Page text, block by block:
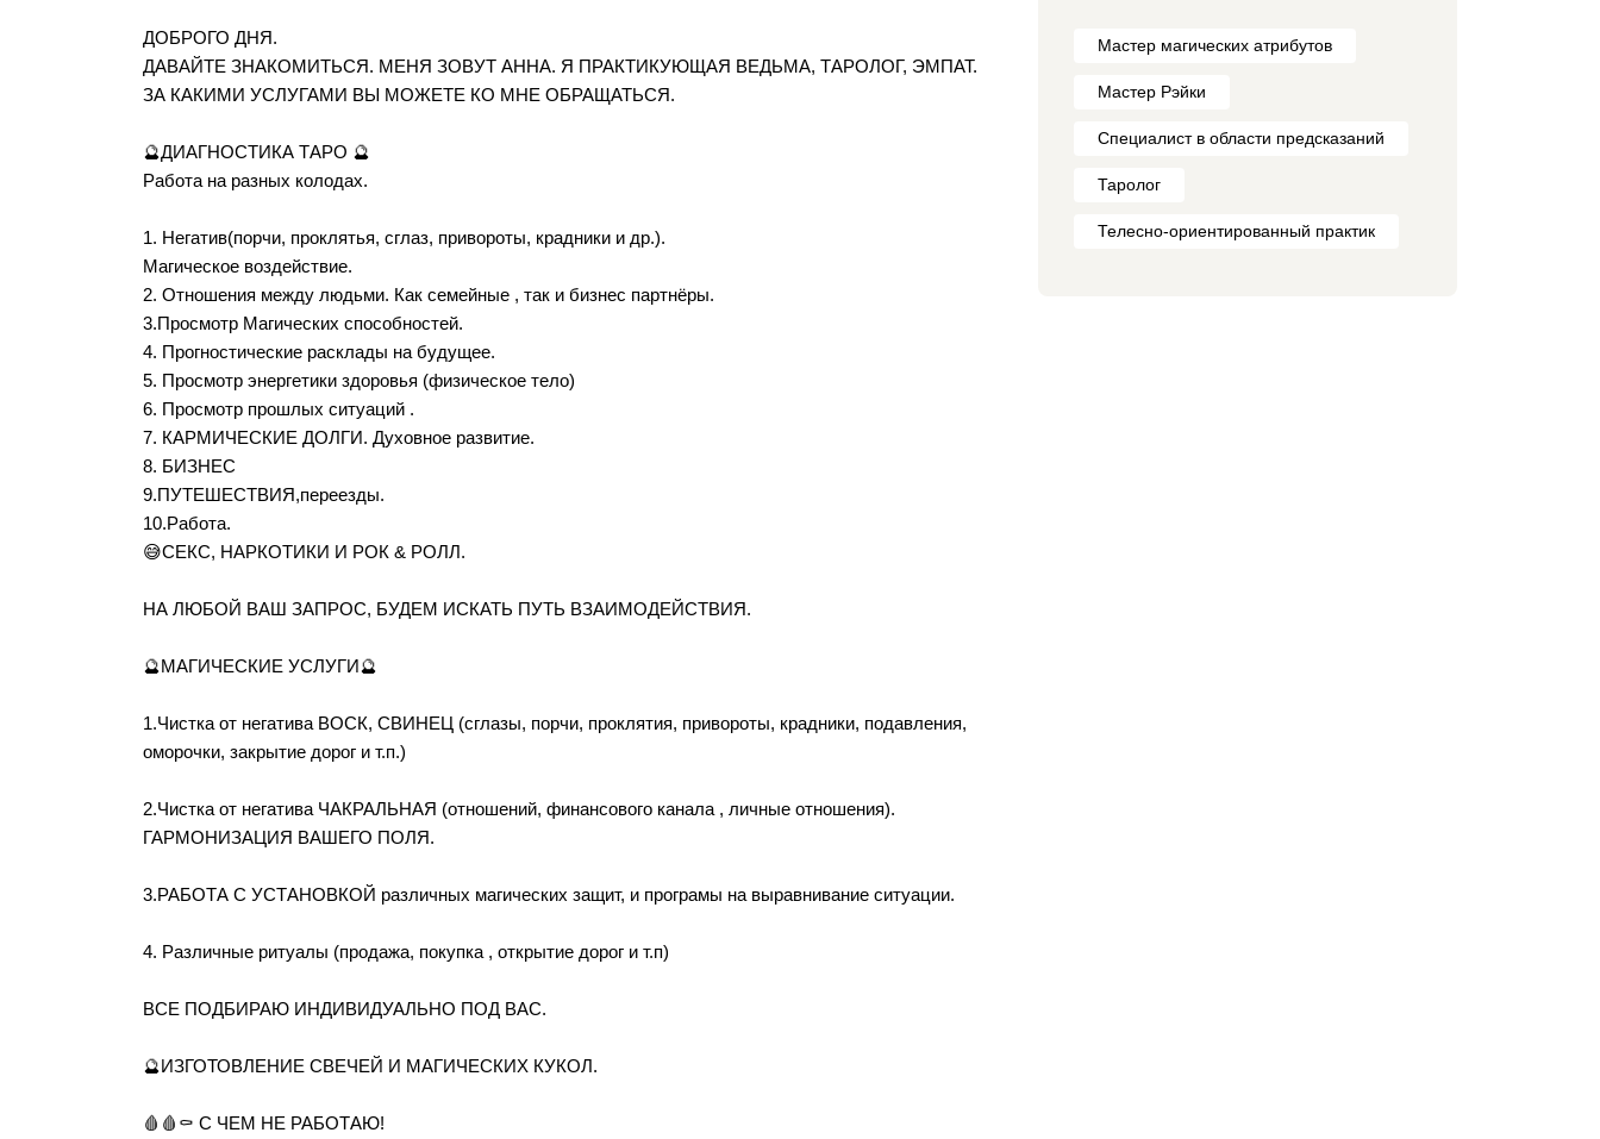
ДОБРОГО ДНЯ.
ДАВАЙТЕ ЗНАКОМИТЬСЯ. МЕНЯ ЗОВУТ АННА. Я ПРАКТИКУЮЩАЯ ВЕДЬМА, ТАРОЛОГ, ЭМПАТ.
ЗА КАКИМИ УСЛУГАМИ ВЫ МОЖЕТЕ КО МНЕ ОБРАЩАТЬСЯ.
🔮ДИАГНОСТИКА ТАРО 🔮
Работа на разных колодах.
1. Негатив(порчи, проклятья, сглаз, привороты, крадники и др.).
Магическое воздействие.
2. Отношения между людьми. Как семейные , так и бизнес партнёры.
3.Просмотр Магических способностей.
4. Прогностические расклады на будущее.
5. Просмотр энергетики здоровья (физическое тело)
6. Просмотр прошлых ситуаций .
7. КАРМИЧЕСКИЕ ДОЛГИ. Духовное развитие.
8. БИЗНЕС
9.ПУТЕШЕСТВИЯ,переезды.
10.Работа.
😅СЕКС, НАРКОТИКИ И РОК & РОЛЛ.
НА ЛЮБОЙ ВАШ ЗАПРОС, БУДЕМ ИСКАТЬ ПУТЬ ВЗАИМОДЕЙСТВИЯ.
🔮МАГИЧЕСКИЕ УСЛУГИ🔮
1.Чистка от негатива ВОСК, СВИНЕЦ (сглазы, порчи, проклятия, привороты, крадники, подавления,
оморочки, закрытие дорог и т.п.)
2.Чистка от негатива ЧАКРАЛЬНАЯ (отношений, финансового канала , личные отношения).
ГАРМОНИЗАЦИЯ ВАШЕГО ПОЛЯ.
3.РАБОТА С УСТАНОВКОЙ различных магических защит, и програмы на выравнивание ситуации.
4. Различные ритуалы (продажа, покупка , открытие дорог и т.п)
ВСЕ ПОДБИРАЮ ИНДИВИДУАЛЬНО ПОД ВАС.
🔮ИЗГОТОВЛЕНИЕ СВЕЧЕЙ И МАГИЧЕСКИХ КУКОЛ.
🩸🩸⚰️ С ЧЕМ НЕ РАБОТАЮ!
Мастер магических атрибутов
Мастер Рэйки
Специалист в области предсказаний
Таролог
Телесно-ориентированный практик